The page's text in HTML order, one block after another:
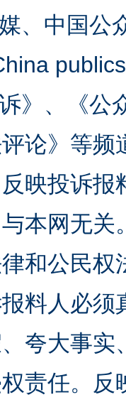
、中国公
》、《公
论》等
映投诉
本网无
和公民
料人必
夸大事
责任。